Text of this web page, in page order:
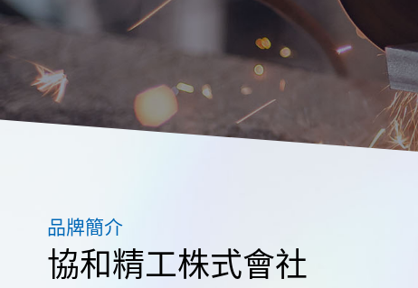
品牌簡介
協和精工株式會社